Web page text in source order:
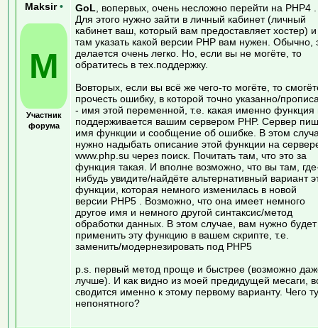
Maksir •
M
Участник
форума
GoL , вопервых, очень несложно перейти на PHP4 .
Для этого нужно зайти в личный кабинет (личный
кабинет ваш, который вам предоставляет хостер) и
там указать какой версии PHP вам нужен. Обычно,
делается очень легко. Но, если вы не могёте, то
обратитесь в тех.поддержку.
Вовторых, если вы всё же чего-то могёте, то
прочесть ошибку, в которой точно указанно/
- имя этой переменной, т.е. какая именно функция
поддерживается вашим сервером PHP. Сервер
имя функции и сообщение об ошибке. В этом
нужно надыбать описание этой функции на
www.php.su через поиск. Почитать там, что это за
функция такая. И вполне возможно, что вы там,
нибудь увидите/найдёте альтернативный вариант
функции, которая немного изменилась в новой
версии PHP5 . Возможно, что она имеет немного
другое имя и немного другой синтаксис/метод
обработки данных. В этом случае, вам нужно будет
применить эту функцию в вашем скрипте, т.е.
заменить/модернезировать под PHP5
p.s. первый метод проще и быстрее (возможно
лучше). И как видно из моей предидущей месаги,
сводится именно к этому первому варианту. Чего
непонятного?